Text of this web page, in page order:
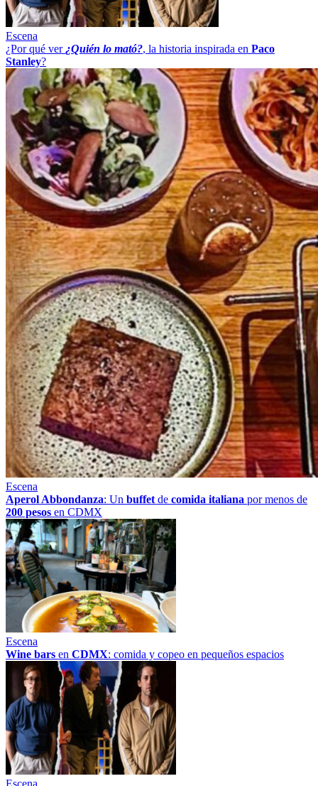
Escena
¿Por qué ver ¿Quién lo mató?, la historia inspirada en Paco
Stanley?
Escena
Aperol Abbondanza: Un buffet de comida italiana por menos de
200 pesos en CDMX
Escena
Wine bars en CDMX: comida y copeo en pequeños espacios
Escena